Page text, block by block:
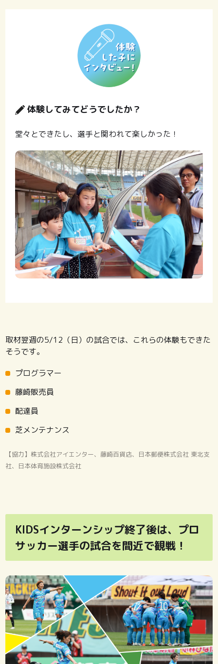
width=”300″
height=”300″ />
体験してみてどうでしたか？
堂々とできたし、選手と関われて楽しかった！
取材翌週の5/12（日）の試合では、これらの体験もできた
そうです。
プログラマー
藤崎販売員
配達員
芝メンテナンス
【協力】株式会社アイエンター、藤崎百貨店、日本郵便株式会社 東北支
社、日本体育施設株式会社
KIDSインターンシップ終了後は、プロ
サッカー選手の試合を間近で観戦！